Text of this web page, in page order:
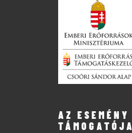
AZ ESEMÉNY
TÁMOGATÓJA